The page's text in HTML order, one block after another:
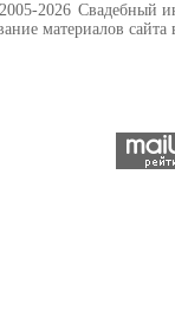
2026 Свадебный
материалов